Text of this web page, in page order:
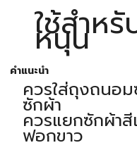
ใช้สำห
หนุน
คำแนะนำ
ควรใส่ถุงถนอ
ซักผ้า
ควรแยกซักผ้าสี
ฟอกขาว